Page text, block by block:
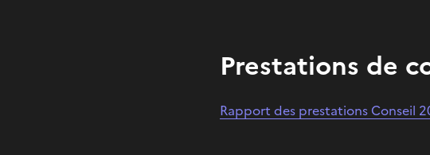
Prestations de
Rapport des prestations Conseil